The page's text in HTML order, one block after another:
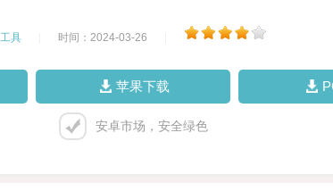
工具 时间：2024-03-26
苹果下载
安卓市场，安全绿色